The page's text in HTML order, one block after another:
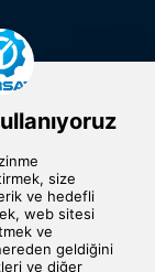
Asya Plaza Kat:5